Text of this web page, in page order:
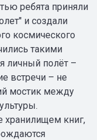
ребята приняли
и создали
космического
такими
личный полёт –
встречи – не
мостик между
хранилищем книг,